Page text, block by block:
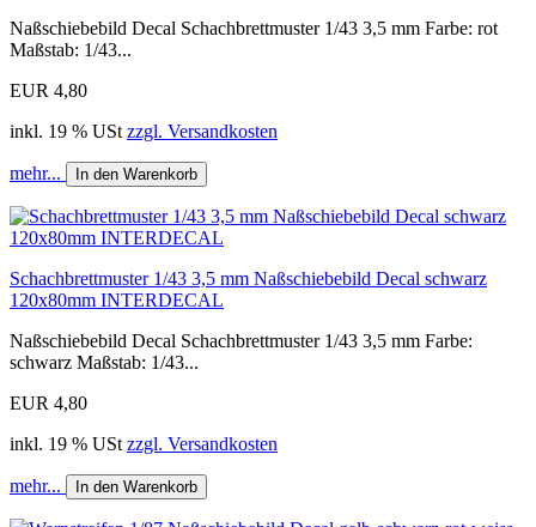
Naßschiebebild Decal Schachbrettmuster 1/43 3,5 mm Farbe: rot
Maßstab: 1/43...
EUR 4,80
inkl. 19 % USt zzgl. Versandkosten
mehr... In den Warenkorb
Schachbrettmuster 1/43 3,5 mm Naßschiebebild Decal schwarz
120x80mm INTERDECAL
Naßschiebebild Decal Schachbrettmuster 1/43 3,5 mm Farbe:
schwarz Maßstab: 1/43...
EUR 4,80
inkl. 19 % USt zzgl. Versandkosten
mehr... In den Warenkorb